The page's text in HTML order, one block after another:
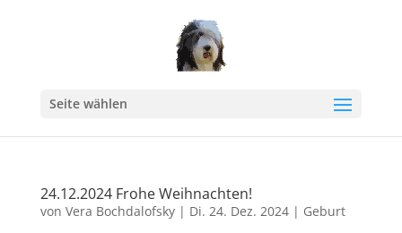
Seite wählen
24.12.2024 Frohe Weihnachten!
von Vera Bochdalofsky| Di. 24. Dez. 2024| Geburt